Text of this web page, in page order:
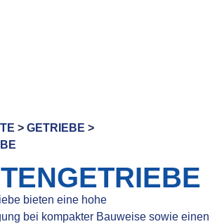
> GETRIEBE >
bieten eine hohe
bei kompakter Bauweise sowie einen